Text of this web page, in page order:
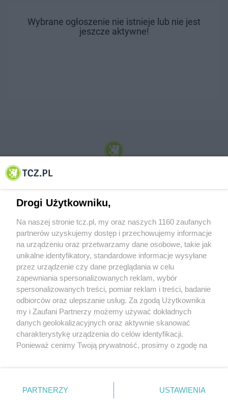
Wybrane ogłoszenie nie istnieje lub nie jest
jeszcze aktywne!
© 2001-2026 Tczew - TCZ.PL Sp. z o.o. Internetowy Serwis Informacyjny Miasta
O FIRMIE POLITYKA PRYWATNOŚCI HOSTING
REKLAMA WSPÓŁPRACA RSS FACEBOOK KONTAKT
Nasze serwisy
Aktualności
Tcz24
Historia miasta
Muzyka i kultura
Archiwum wydarzeń
Zdjęcia miasta
Drogi Użytkowniku,
Na naszej stronie tcz.pl, my oraz naszych 1160 zaufanych
partnerów uzyskujemy dostęp i przechowujemy informacje
na urządzeniu oraz przetwarzamy dane osobowe, takie jak
unikalne identyfikatory, standardowe informacje wysyłane
przez urządzenie czy dane przeglądania w celu
zapewniania spersonalizowanych reklam, wybór
spersonalizowanych treści, pomiar reklam i treści, badanie
odbiorców oraz ulepszanie usług. Za zgodą Użytkownika
my i Zaufani Partnerzy możemy używać dokładnych
danych geolokalizacyjnych oraz aktywnie skanować
charakterystykę urządzenia do celów identyfikacji.
Ponieważ cenimy Twoją prywatność, prosimy o zgodę na
znajdujący się w lewym dolnym rogu strony
. Niektóre
PARTNERZY USTAWIENIA